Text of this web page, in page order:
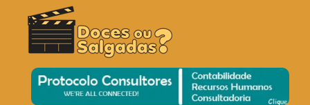
DOCES OU SALGADAS?
O Cinema? Uma Paixão!!